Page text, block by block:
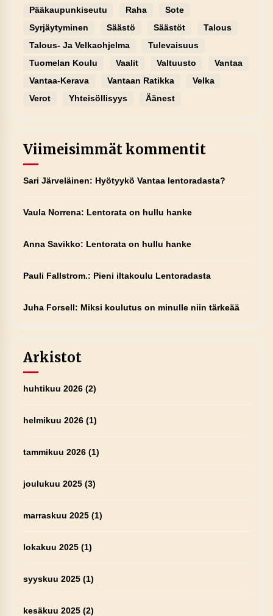
Pääkaupunkiseutu
Raha
Sote
Syrjäytyminen
Säästö Säästöt
Talous
Talous- Ja Velkaohjelma
Tulevaisuus
Tuomelan Koulu
Vaalit Valtuusto
Vantaa
Vantaa-Kerava
Vantaan Ratikka
Velka
Verot
Yhteisöllisyys Äänest
Viimeisimmät kommentit
Sari Järveläinen: Hyötyykö Vantaa lentoradasta?
Vaula Norrena: Lentorata on hullu hanke
Anna Savikko: Lentorata on hullu hanke
Pauli Fallstrom.: Pieni iltakoulu Lentoradasta
Juha Forsell: Miksi koulutus on minulle niin tärkeää
Arkistot
huhtikuu 2026(2)
helmikuu 2026(1)
tammikuu 2026(1)
joulukuu 2025(3)
marraskuu 2025(1)
lokakuu 2025(1)
syyskuu 2025(1)
kesäkuu 2025(2)